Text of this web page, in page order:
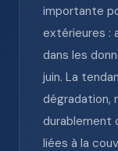
importante
extérieures :
dans les
juin. La
dégradation,
durablement
liées à la